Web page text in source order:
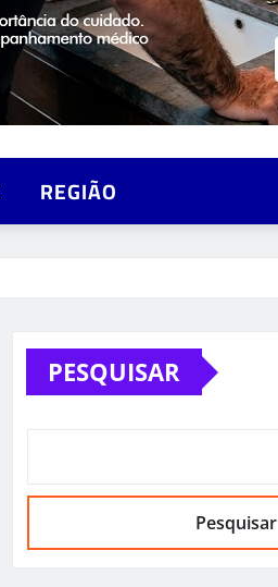
REGIÃO
PESQUISAR
Pesquisar